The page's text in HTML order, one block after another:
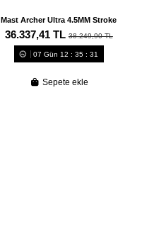
Mast Archer Ultra 4.5MM Stroke
36.337,41 TL 38.249,90 TL
07 Gün 12 :35 :30
Sepete ekle